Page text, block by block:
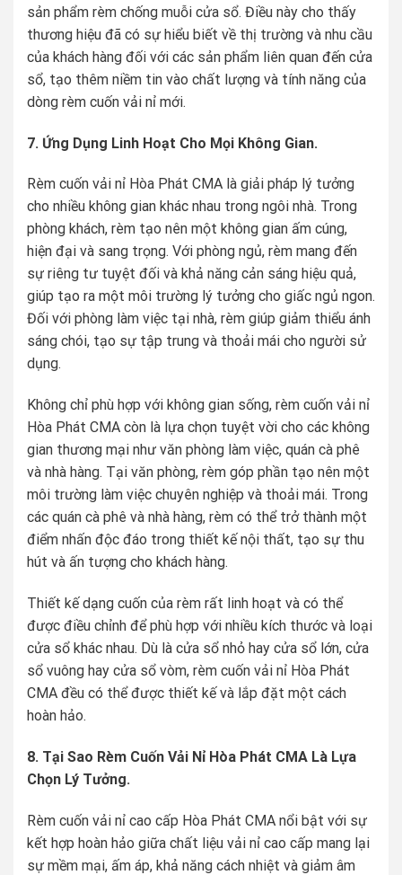
sản phẩm rèm chống muỗi cửa sổ. Điều này cho thấy
thương hiệu đã có sự hiểu biết về thị trường và nhu cầu
của khách hàng đối với các sản phẩm liên quan đến cửa
sổ, tạo thêm niềm tin vào chất lượng và tính năng của
dòng rèm cuốn vải nỉ mới.
7. Ứng Dụng Linh Hoạt Cho Mọi Không Gian.
Rèm cuốn vải nỉ Hòa Phát CMA là giải pháp lý tưởng
cho nhiều không gian khác nhau trong ngôi nhà. Trong
phòng khách, rèm tạo nên một không gian ấm cúng,
hiện đại và sang trọng. Với phòng ngủ, rèm mang đến
sự riêng tư tuyệt đối và khả năng cản sáng hiệu quả,
giúp tạo ra một môi trường lý tưởng cho giấc ngủ ngon.
Đối với phòng làm việc tại nhà, rèm giúp giảm thiểu ánh
sáng chói, tạo sự tập trung và thoải mái cho người sử
dụng.
Không chỉ phù hợp với không gian sống, rèm cuốn vải nỉ
Hòa Phát CMA còn là lựa chọn tuyệt vời cho các không
gian thương mại như văn phòng làm việc, quán cà phê
và nhà hàng. Tại văn phòng, rèm góp phần tạo nên một
môi trường làm việc chuyên nghiệp và thoải mái. Trong
các quán cà phê và nhà hàng, rèm có thể trở thành một
điểm nhấn độc đáo trong thiết kế nội thất, tạo sự thu
hút và ấn tượng cho khách hàng.
Thiết kế dạng cuốn của rèm rất linh hoạt và có thể
được điều chỉnh để phù hợp với nhiều kích thước và loại
cửa sổ khác nhau. Dù là cửa sổ nhỏ hay cửa sổ lớn, cửa
sổ vuông hay cửa sổ vòm, rèm cuốn vải nỉ Hòa Phát
CMA đều có thể được thiết kế và lắp đặt một cách
hoàn hảo.
8. Tại Sao Rèm Cuốn Vải Nỉ Hòa Phát CMA Là Lựa
Chọn Lý Tưởng.
Rèm cuốn vải nỉ cao cấp Hòa Phát CMA nổi bật với sự
kết hợp hoàn hảo giữa chất liệu vải nỉ cao cấp mang lại
sự mềm mại, ấm áp, khả năng cách nhiệt và giảm âm